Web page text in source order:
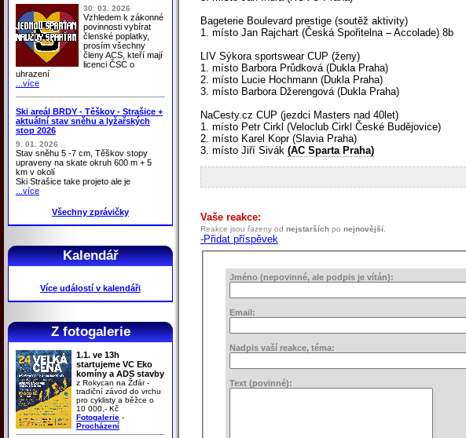
30. 03. 2026
Vzhledem k zákonné
povinnosti vybírat
členské poplatky,
prosím všechny
členy ACS, kteří mají
licenci ČSC o
uhrazení
...více
Ski areál BRDY - Těškov - Strašice +
aktuální stav sněhu a lyžařských
stop 2026
9. 01. 2026
Stav sněhu 5 -7 cm, Těškov stopy
upraveny na skate okruh 600 m + 5
km v okolí
Ski Strašice take projeto ale je
...více
Všechny zprávičky
Kalendář
Více událostí v kalendáři
Z fotogalerie
1.1. ve 13h
startujeme VC Eko
komíny a ADS stavby
z Rokycan na Žďár -
tradiční závod do vrchu
pro cyklisty a běžce o
10 000,- Kč
Fotogalerie -
Procházení
Bageterie Boulevard prestige (soutěž aktivity)
1. místo Jan Rajchart (Česká Spořitelna – Accolade) 8b
LIV Sýkora sportswear CUP (ženy)
1. místo Barbora Průdková (Dukla Praha)
2. místo Lucie Hochmann (Dukla Praha)
3. místo Barbora Džerengová (Dukla Praha)
NaCesty.cz CUP (jezdci Masters nad 40let)
1. místo Petr Cirkl (Veloclub Cirkl České Budějovice)
2. místo Karel Kopr (Slavia Praha)
3. místo Jiří Sivák (AC Sparta Praha)
Vaše reakce:
Reakce jsou řazeny od nejstarších po nejnovější.
-Přidat příspěvek
Jméno (nepovinné, ale podpis je vítán):
Email:
Nadpis vaší reakce, téma:
Text (povinné):